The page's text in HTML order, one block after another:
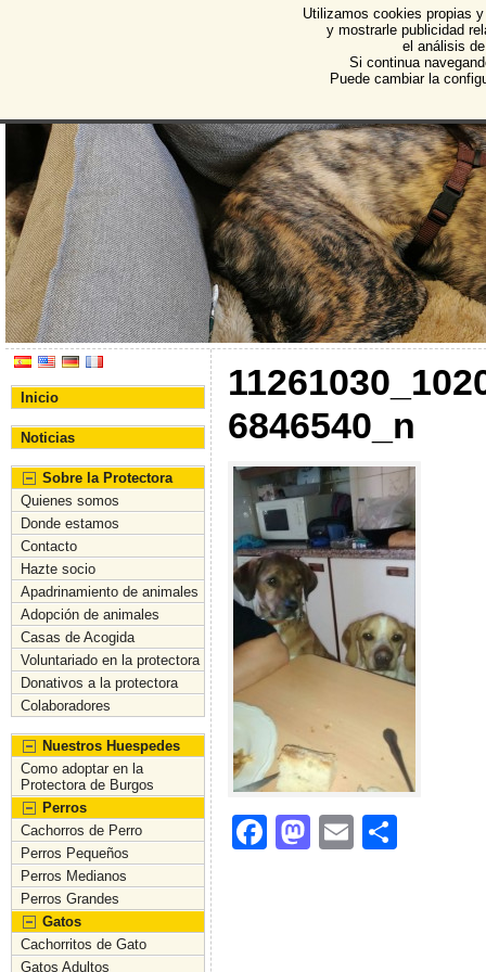
Protectora de Animales
Asociación Protectora de Animales y Plantas de
Inicio
Noticias
Sobre la Protectora
Quienes somos
Donde estamos
Contacto
Hazte socio
Apadrinamiento de animales
Adopción de animales
Casas de Acogida
Voluntariado en la protectora
Donativos a la protectora
Colaboradores
Nuestros Huespedes
Como adoptar en la
Protectora de Burgos
Perros
Cachorros de Perro
Perros Pequeños
Perros Medianos
Perros Grandes
Gatos
Cachorritos de Gato
Gatos Adultos
6846540_n
F
M
E
Utilizamos cookies propias
y mostrarle publicidad
el análisis
Si continua
Puede cambiar la